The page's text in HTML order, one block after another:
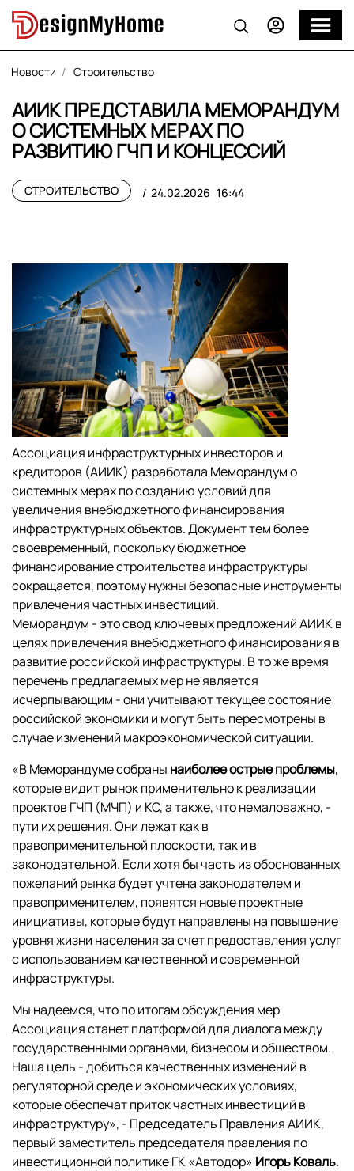
Новости Строительство
АИИК ПРЕДСТАВИЛА МЕМОРАНДУМ
О СИСТЕМНЫХ МЕРАХ ПО
РАЗВИТИЮ ГЧП И КОНЦЕССИЙ
СТРОИТЕЛЬСТВО 24.02.2026 16:44
Ассоциация инфраструктурных инвесторов и
кредиторов (АИИК) разработала Меморандум о
системных мерах по созданию условий для
увеличения внебюджетного финансирования
инфраструктурных объектов. Документ тем более
своевременный, поскольку бюджетное
финансирование строительства инфраструктуры
сокращается, поэтому нужны безопасные инструменты
привлечения частных инвестиций.
Меморандум - это свод ключевых предложений АИИК в
целях привлечения внебюджетного финансирования в
развитие российской инфраструктуры. В то же время
перечень предлагаемых мер не является
исчерпывающим - они учитывают текущее состояние
российской экономики и могут быть пересмотрены в
случае изменений макроэкономической ситуации.
«В Меморандуме собраны наиболее острые проблемы,
которые видит рынок применительно к реализации
проектов ГЧП (МЧП) и КС, а также, что немаловажно, -
пути их решения. Они лежат как в
правоприменительной плоскости, так и в
законодательной. Если хотя бы часть из обоснованных
пожеланий рынка будет учтена законодателем и
правоприменителем, появятся новые проектные
инициативы, которые будут направлены на повышение
уровня жизни населения за счет предоставления услуг
с использованием качественной и современной
инфраструктуры.
Мы надеемся, что по итогам обсуждения мер
Ассоциация станет платформой для диалога между
государственными органами, бизнесом и обществом.
Наша цель - добиться качественных изменений в
регуляторной среде и экономических условиях,
которые обеспечат приток частных инвестиций в
инфраструктуру», - Председатель Правления АИИК,
первый заместитель председателя правления по
инвестиционной политике ГК «Автодор» Игорь Коваль.